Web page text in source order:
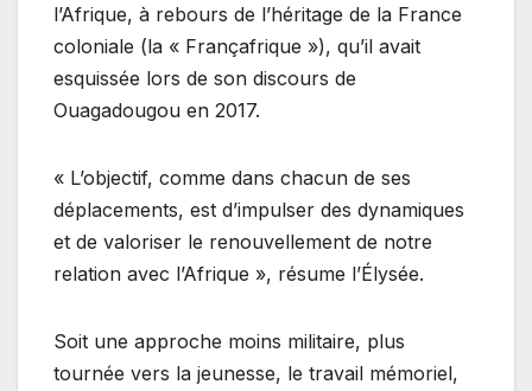
l’Afrique, à rebours de l’héritage de la France
coloniale (la « Françafrique »), qu’il avait
esquissée lors de son discours de
Ouagadougou en 2017.
« L’objectif, comme dans chacun de ses
déplacements, est d’impulser des dynamiques
et de valoriser le renouvellement de notre
relation avec l’Afrique », résume l’Élysée.
Soit une approche moins militaire, plus
tournée vers la jeunesse, le travail mémoriel,